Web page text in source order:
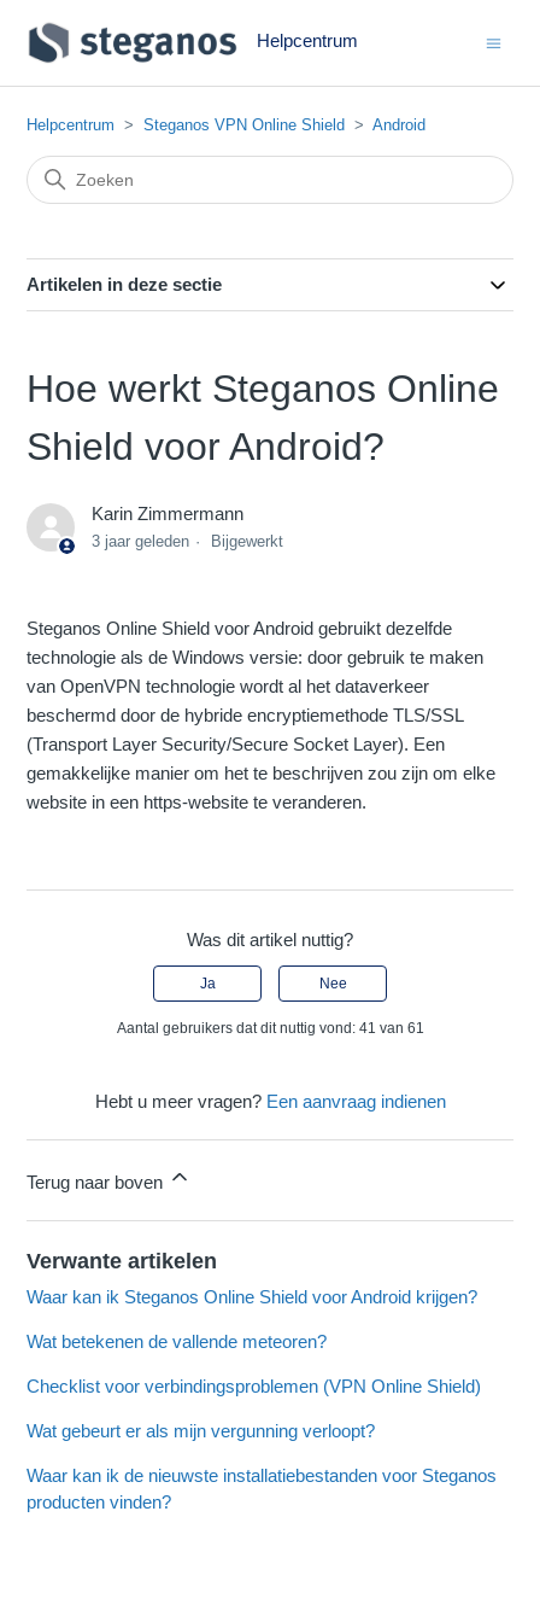
Helpcentrum
Helpcentrum Steganos VPN Online Shield Android
Artikelen in deze sectie
Hoe werkt Steganos Online
Shield voor Android?
Karin Zimmermann
3 jaar geleden Bijgewerkt
Steganos Online Shield voor Android gebruikt dezelfde
technologie als de Windows versie: door gebruik te maken
van OpenVPN technologie wordt al het dataverkeer
beschermd door de hybride encryptiemethode TLS/SSL
(Transport Layer Security/Secure Socket Layer). Een
gemakkelijke manier om het te beschrijven zou zijn om elke
website in een https-website te veranderen.
Was dit artikel nuttig?
Ja Nee
Aantal gebruikers dat dit nuttig vond: 41 van 61
Hebt u meer vragen? Een aanvraag indienen
Terug naar boven
Verwante artikelen
Waar kan ik Steganos Online Shield voor Android krijgen?
Wat betekenen de vallende meteoren?
Checklist voor verbindingsproblemen (VPN Online Shield)
Wat gebeurt er als mijn vergunning verloopt?
Waar kan ik de nieuwste installatiebestanden voor Steganos
producten vinden?